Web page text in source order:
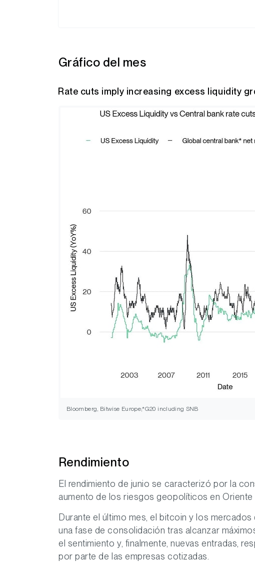
Gráfico del mes
Rate cuts imply increasing excess liquidity
Bloomberg, Bitwise Europe;*G20 including SNB
Rendimiento
El rendimiento de junio se caracterizó por la
aumento de los riesgos geopolíticos en Oriente
Durante el último mes, el bitcoin y los
una fase de consolidación tras alcanzar
el sentimiento y, finalmente, nuevas entradas,
por parte de las empresas cotizadas.